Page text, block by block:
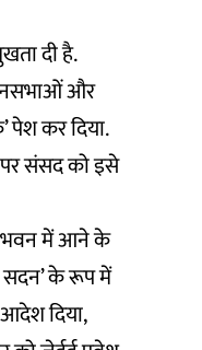
दी है.
और
पेश कर दिया.
पर संसद को इसे
भवन में आने के
सदन’ के रूप में
दिया,